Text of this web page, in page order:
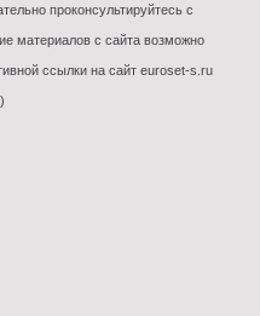
проконсультируйтесь с
материалов с сайта возможно
ссылки на сайт euroset-s.ru